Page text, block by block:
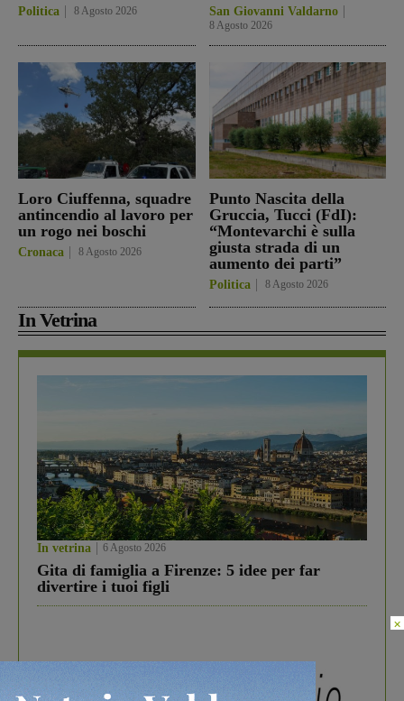
Politica 8 Agosto 2026 San Giovanni Valdarno
8 Agosto 2026
Loro Ciuffenna, squadre
antincendio al lavoro per
un rogo nei boschi
Cronaca 8 Agosto 2026
Punto Nascita della
Gruccia, Tucci (FdI):
“Montevarchi è sulla
giusta strada di un
aumento dei parti”
Politica 8 Agosto 2026
In Vetrina
In vetrina 6 Agosto 2026
Gita di famiglia a Firenze: 5 idee per far
divertire i tuoi figli
×